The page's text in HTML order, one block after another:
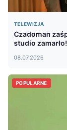
TELEWIZJA
Czadoman
studio
08.07.2026
POPULARNE